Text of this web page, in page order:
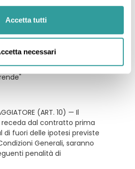
Accetta tutti
necessari
espressamente indicato ne
(ART. 10) — Il
dal contratto prima
di fuori delle ipotesi previste
Generali, saranno
penalità di